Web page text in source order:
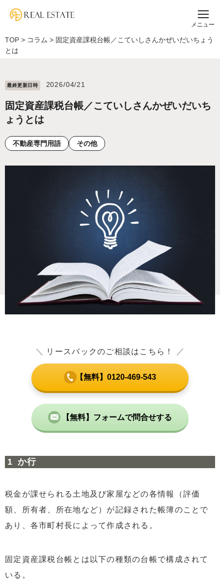
メニュー
TOP > コラム > 固定資産課税台帳／こていしさんかぜいだいちょう
とは
最終更新⽇時 2026/04/21
固定資産課税台帳／こていしさんかぜいだいち
ょうとは
不動産専門用語 その他
＼ リースバックのご相談はこちら！ ／
【無料】0120-469-543
【無料】フォームで問合せする
か行
税金が課せられる土地及び家屋などの各情報（評価
額、所有者、所在地など）が記録された帳簿のことで
あり、各市町村長によって作成される。
固定資産課税台帳とは以下の種類の台帳で構成されて
いる。